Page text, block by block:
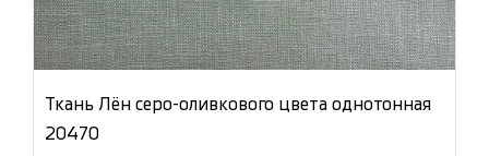
Ткань Лён серо-оливкового цвета однотонная
20470